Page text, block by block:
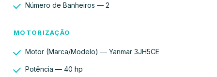
Número de Banheiros — 2
MOTORIZAÇÃO
Motor (Marca/Modelo) — Yanmar 3JH5CE
Potência — 40 hp